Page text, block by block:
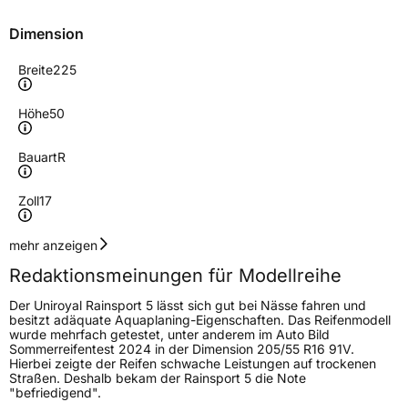
Dimension
Breite225
Höhe50
BauartR
Zoll17
Geschwindigkeitsindex
Höchstgeschwindigkeit
240 km/h
Lastindex94
Höchstlast670 kg
Gewicht (in kg)9,82 kg
mehr anzeigen
Redaktionsmeinungen für Modellreihe
Der Uniroyal Rainsport 5 lässt sich gut bei Nässe fahren und
besitzt adäquate Aquaplaning-Eigenschaften. Das Reifenmodell
wurde mehrfach getestet, unter anderem im Auto Bild
Sommerreifentest 2024 in der Dimension 205/55 R16 91V.
Hierbei zeigte der Reifen schwache Leistungen auf trockenen
Straßen. Deshalb bekam der Rainsport 5 die Note
"befriedigend".